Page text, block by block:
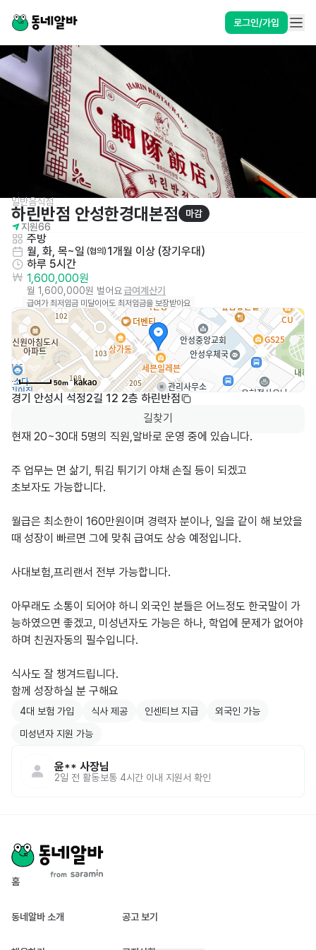
로그인/가입
일반음식점
하린반점 안성한경대본점
마감
지원66
주방
월, 화, 목~일 (협의) 1개월 이상 (장기우대)
하루 5시간
1,600,000원
월 1,600,000원 벌어요급여계산기
급여가 최저임금 미달이어도 최저임금을 보장받아요
50m
경기 안성시 석정2길 12 2층 하린반점
길찾기
현재 20~30대 5명의 직원,알바로 운영 중에 있습니다.
주 업무는 면 삶기, 튀김 튀기기 야채 손질 등이 되겠고
초보자도 가능합니다.
월급은 최소한이 160만원이며 경력자 분이나, 일을 같이 해 보았을
때 성장이 빠르면 그에 맞춰 급여도 상승 예정입니다.
사대보험,프리랜서 전부 가능합니다.
아무래도 소통이 되어야 하니 외국인 분들은 어느정도 한국말이 가
능하였으면 좋겠고, 미성년자도 가능은 하나, 학업에 문제가 없어야
하며 친권자동의 필수입니다.
식사도 잘 챙겨드립니다.
함께 성장하실 분 구해요
4대 보험 가입 식사 제공 인센티브 지급 외국인 가능
미성년자 지원 가능
윤** 사장님
2일 전 활동보통 4시간 이내 지원서 확인
홈
동네알바 소개 공고 보기